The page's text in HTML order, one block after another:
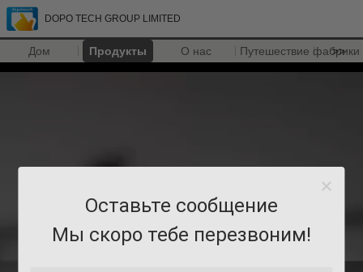
DOPO TECH GROUP LIMITED
Дом Продукты О нас Путешествие фабрики
>>
Оставьте сообщение
Мы скоро тебе перезвоним!